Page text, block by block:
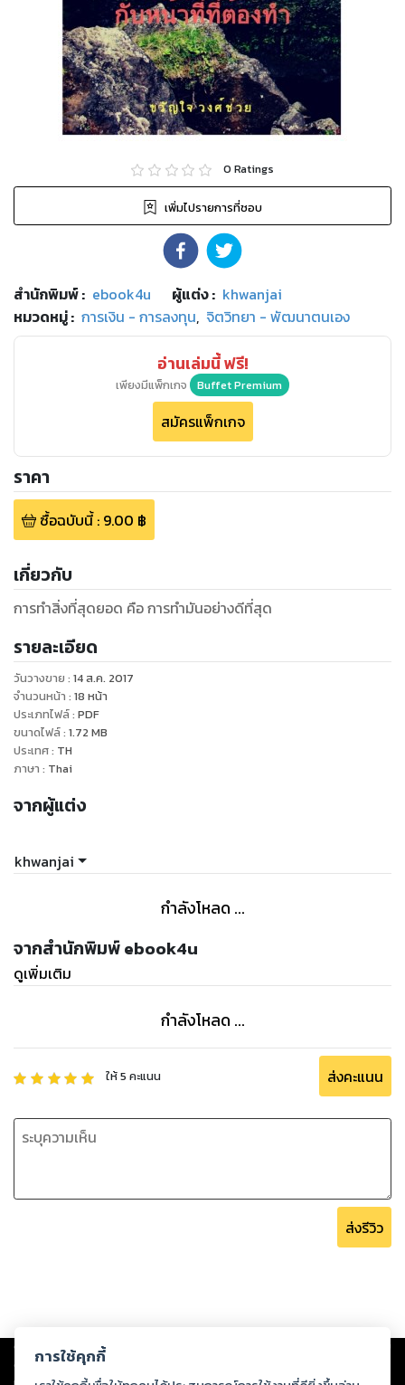
0 Ratings
เพิ่มไปรายการที่ชอบ
สำนักพิมพ์: ebook4u ผู้แต่ง : khwanjai
หมวดหมู่: การเงิน - การลงทุน, จิตวิทยา - พัฒนาตนเอง
อ่านเล่มนี้ ฟรี!
เพียงมีแพ็กเกจ Buffet Premium
สมัครแพ็กเกจ
ราคา
ซื้อฉบับนี้: 9.00 ฿
เกี่ยวกับ
การทำสิ่งที่สุดยอด คือ การทำมันอย่างดีที่สุด
รายละเอียด
วันวางขาย : 14 ส.ค. 2017
จำนวนหน้า : 18 หน้า
ประเภทไฟล์: PDF
ขนาดไฟล์: 1.72 MB
ประเทศ: TH
ภาษา : Thai
จากผู้แต่ง
khwanjai
กำลังโหลด ...
จากสำนักพิมพ์ ebook4u
ดูเพิ่มเติม
กำลังโหลด ...
ให้5 คะแนน ส่งคะแนน
ส่งรีวิว
Copyright © 2026
ต่อผลงานหรือเนื้อหาใดที่อัปโหลดผ่านเว็บไซต์และปรากฏว่าละเมิดสิทธิใน
การใช้คุกกี้